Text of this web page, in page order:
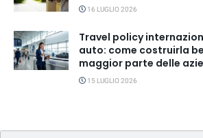
16 LUGLIO 2026
Travel policy
auto: come costruirla
maggior parte delle
15 LUGLIO 2026